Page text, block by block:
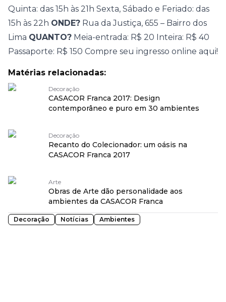
Quinta: das 15h às 21h Sexta, Sábado e Feriado: das
15h às 22h ONDE? Rua daJustiça, 655 – Bairro dos
Lima QUANTO? Meia-entrada: R$ 20 Inteira: R$ 40
Passaporte: R$ 150 Compre seu ingresso online aqui!
Matérias relacionadas:
Decoração
CASACOR Franca 2017: Design
contemporâneo e puro em 30 ambientes
Decoração
Recanto do Colecionador: um oásis na
CASACOR Franca 2017
Arte
Obras de Arte dão personalidade aos
ambientes da CASACOR Franca
Decoração Notícias Ambientes